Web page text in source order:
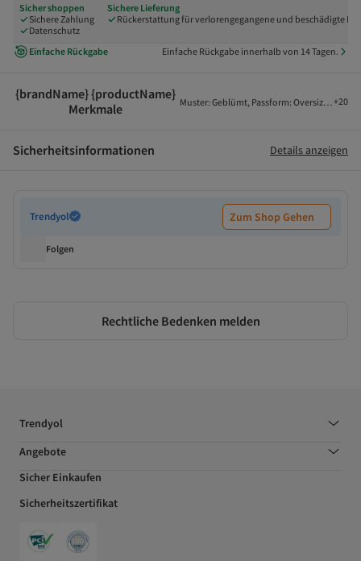
Sicher shoppen
Sichere Zahlung
Datenschutz
Sichere Lieferung
Rückerstattung für verlorengegangene und beschädigte
Einfache Rückgabe Einfache Rückgabe innerhalb von 14 Tagen.
{brandName} {productName}
Merkmale
Muster: Geblümt, Passform: Oversized,
+20
Sicherheitsinformationen Details anzeigen
Trendyol Zum Shop Gehen
Folgen
Rechtliche Bedenken melden
Trendyol
Angebote
Sicher Einkaufen
Sicherheitszertifikat